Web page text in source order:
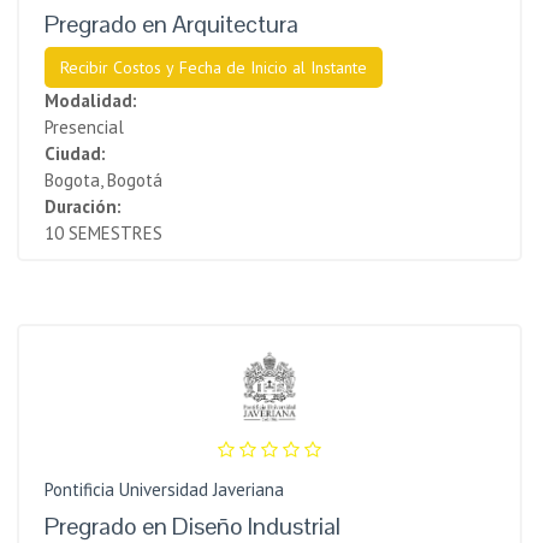
Pregrado en Arquitectura
Recibir Costos y Fecha de Inicio al Instante
Modalidad:
Presencial
Ciudad:
Bogota, Bogotá
Duración:
10 SEMESTRES
Pontificia Universidad Javeriana
Pregrado en Diseño Industrial